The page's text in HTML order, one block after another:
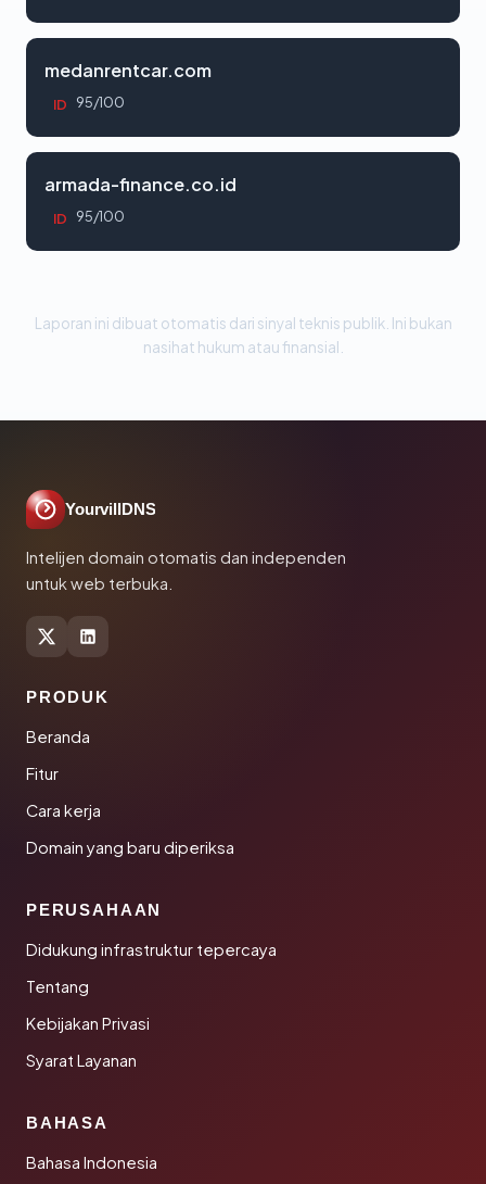
medanrentcar.com
ID 95/100
armada-finance.co.id
ID 95/100
Laporan ini dibuat otomatis dari sinyal teknis publik. Ini bukan
nasihat hukum atau finansial.
YourvillDNS
Intelijen domain otomatis dan independen
untuk web terbuka.
PRODUK
Beranda
Fitur
Cara kerja
Domain yang baru diperiksa
PERUSAHAAN
Didukung infrastruktur tepercaya
Tentang
Kebijakan Privasi
Syarat Layanan
BAHASA
Bahasa Indonesia